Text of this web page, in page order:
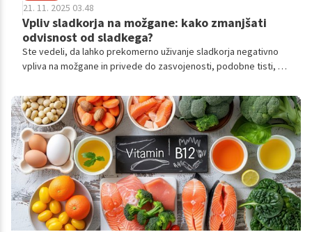
21. 11. 2025 03.48
Vpliv sladkorja na možgane: kako zmanjšati
odvisnost od sladkega?
Ste vedeli, da lahko prekomerno uživanje sladkorja negativno
vpliva na možgane in privede do zasvojenosti, podobne tisti, ki
možgane in zakaj je pomembno, da zmanjšate odvisnost od
sladkega.